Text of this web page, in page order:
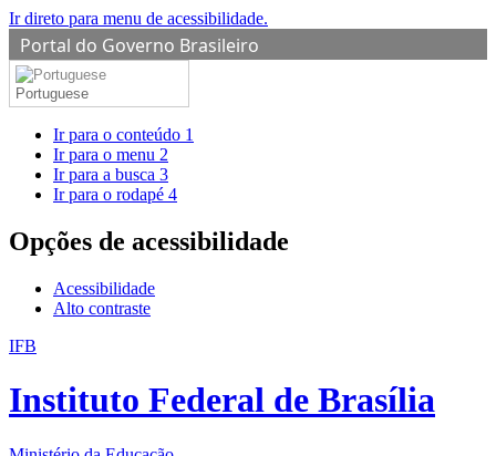
Ir direto para menu de acessibilidade.
Portal do Governo Brasileiro
Portuguese
Ir para o conteúdo 1
Ir para o menu 2
Ir para a busca 3
Ir para o rodapé 4
Opções de acessibilidade
Acessibilidade
Alto contraste
IFB
Instituto Federal de Brasília